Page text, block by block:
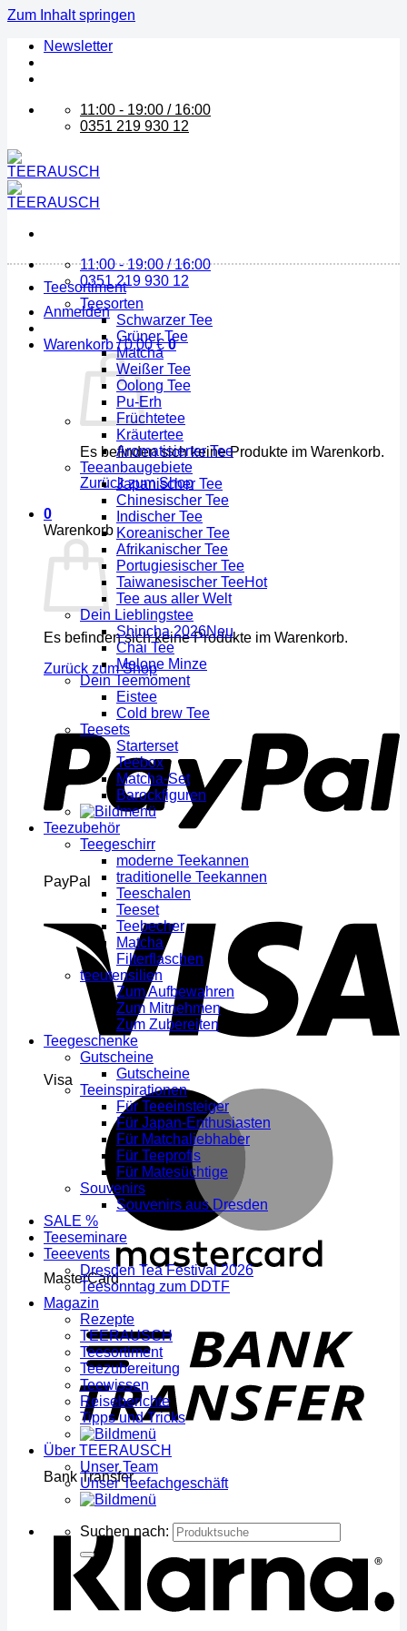
Zum Inhalt springen
Newsletter
11:00 - 19:00 / 16:00
0351 219 930 12
11:00 - 19:00 / 16:00
0351 219 930 12
Anmelden
Warenkorb /0,00€ 0
Es befinden sich keine Produkte im Warenkorb.
Zurück zum Shop
0
Warenkorb
Es befinden sich keine Produkte im Warenkorb.
Zurück zum Shop
PayPal
Visa
MasterCard
Bank Transfer
Teesortiment
Teesorten
Schwarzer Tee
Grüner Tee
Matcha
Weißer Tee
Oolong Tee
Pu-Erh
Früchtetee
Kräutertee
Aromatisierter Tee
Teeanbaugebiete
Japanischer Tee
Chinesischer Tee
Indischer Tee
Koreanischer Tee
Afrikanischer Tee
Portugiesischer Tee
Taiwanesischer Tee
Tee aus aller Welt
Dein Lieblingstee
Shincha 2026
Chai Tee
Melone Minze
Dein Teemoment
Eistee
Cold brew Tee
Teesets
Starterset
Teebox
Matcha-Set
Barockfiguren
Teezubehör
Teegeschirr
moderne Teekannen
traditionelle Teekannen
Teeschalen
Teeset
Teebecher
Matcha
Filterflaschen
teeutensilien
Zum Aufbewahren
Zum Mitnehmen
Zum Zubereiten
Teegeschenke
Gutscheine
Gutscheine
Teeinspirationen
Für Teeeinsteiger
Für Japan-Enthusiasten
Für Matchaliebhaber
Für Teeprofis
Für Matesüchtige
Souvenirs
Souvenirs aus Dresden
SALE %
Teeseminare
Teeevents
Dresden Tea Festival 2026
Teesonntag zum DDTF
Magazin
Rezepte
TEERAUSCH
Teesortiment
Teezubereitung
Teewissen
Reiseberichte
Tipps und Tricks
Über TEERAUSCH
Unser Team
Unser Teefachgeschäft
Suchen nach: